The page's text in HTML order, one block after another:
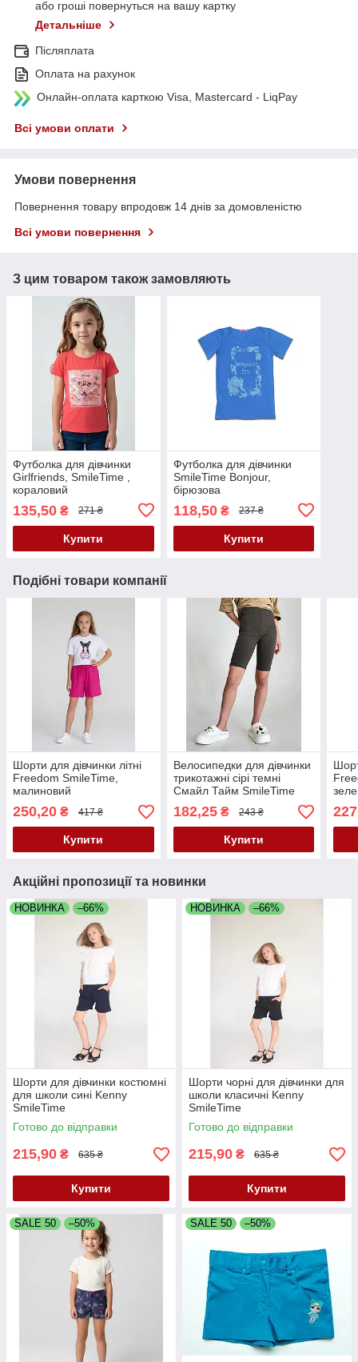
або гроші повернуться на вашу картку
Детальніше
Післяплата
Оплата на рахунок
Онлайн-оплата карткою Visa, Mastercard - LiqPay
Всі умови оплати
Умови повернення
Повернення товару впродовж 14 днів за домовленістю
Всі умови повернення
З цим товаром також замовляють
Футболка для дівчинки
Girlfriends, SmileTime ,
кораловий
135,50 ₴ 271 ₴
Купити
Футболка для дівчинки
SmileTime Bonjour,
бірюзова
118,50₴ 237 ₴
Купити
Подібні товари компанії
Шорти для дівчинки літні
Freedom SmileTime,
малиновий
250,20 ₴ 417 ₴
Купити
Велосипедки для дівчинки
трикотажні сірі темні
Смайл Тайм SmileTime
Basic Sport
182,25₴ 243 ₴
Купити
Акційні пропозиції та новинки
НОВИНКА –66%
Шорти для дівчинки костюмні
для школи сині Kenny
SmileTime
Готово до відправки
215,90 ₴ 635 ₴
Купити
НОВИНКА –66%
Шорти чорні для дівчинки для
школи класичні Kenny
SmileTime
Готово до відправки
215,90 ₴ 635 ₴
Купити
SALE 50 –50% SALE 50 –50%